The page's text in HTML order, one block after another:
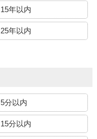
15年以内
25年以内
5分以内
15分以内